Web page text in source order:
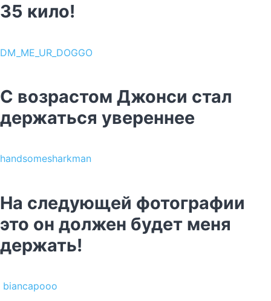
35 кило!
DM_ME_UR_DOGGO
С возрастом Джонси стал
держаться увереннее
handsomesharkman
На следующей фотографии
это он должен будет меня
держать!
biancapooo